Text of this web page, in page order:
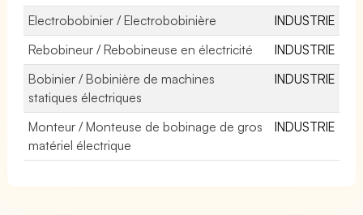
Electrobobinier / Electrobobinière
INDUSTRIE
Rebobineur / Rebobineuse en électricité
INDUSTRIE
Bobinier / Bobinière de machines
statiques électriques
INDUSTRIE
Monteur / Monteuse de bobinage de gros
matériel électrique
INDUSTRIE